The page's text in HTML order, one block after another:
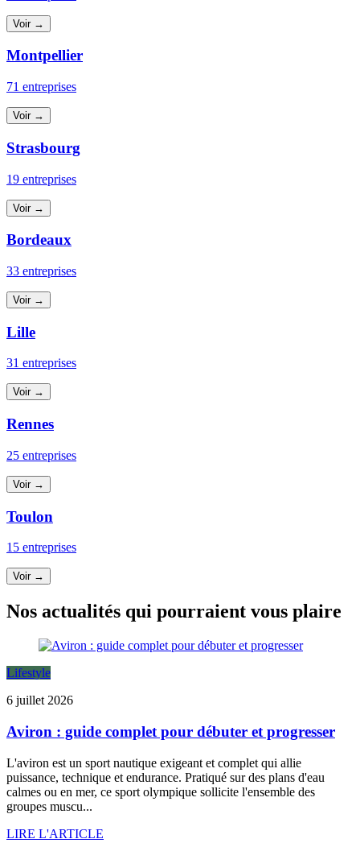
Voir →
Montpellier
71 entreprises
Voir →
Strasbourg
19 entreprises
Voir →
Bordeaux
33 entreprises
Voir →
Lille
31 entreprises
Voir →
Rennes
25 entreprises
Voir →
Toulon
15 entreprises
Voir →
Nos actualités qui pourraient vous plaire
Lifestyle
6 juillet 2026
Aviron : guide complet pour débuter et progresser
L'aviron est un sport nautique exigeant et complet qui allie
puissance, technique et endurance. Pratiqué sur des plans d'eau
calmes ou en mer, ce sport olympique sollicite l'ensemble des
groupes muscu...
LIRE L'ARTICLE